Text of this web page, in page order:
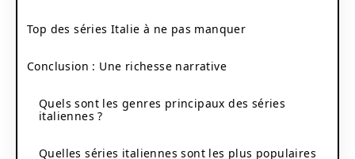
Top des séries Italie à ne pas manquer
Conclusion : Une richesse narrative
Quels sont les genres principaux des séries
italiennes ?
Quelles séries italiennes sont les plus populaires